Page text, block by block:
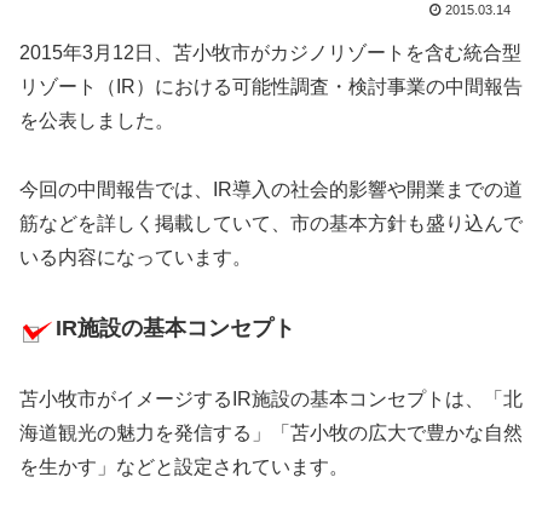
2015.03.14
2015年3月12日、苫小牧市がカジノリゾートを含む統合型
リゾート（IR）における可能性調査・検討事業の中間報告
を公表しました。
今回の中間報告では、IR導入の社会的影響や開業までの道
筋などを詳しく掲載していて、市の基本方針も盛り込んで
いる内容になっています。
IR施設の基本コンセプト
苫小牧市がイメージするIR施設の基本コンセプトは、「北
海道観光の魅力を発信する」「苫小牧の広大で豊かな自然
を生かす」などと設定されています。